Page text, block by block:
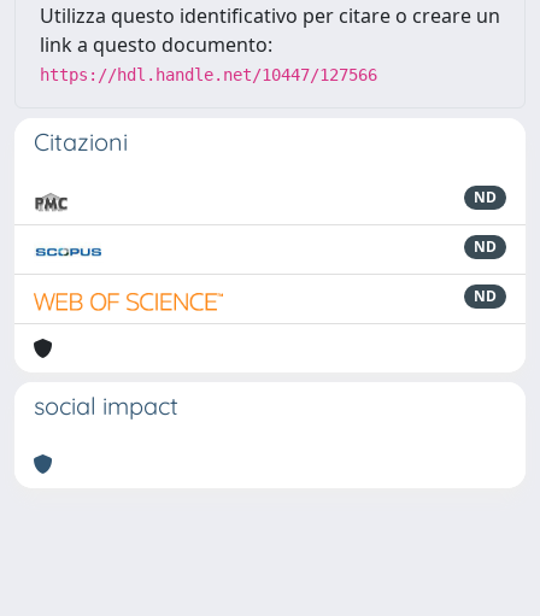
Utilizza questo identificativo per citare o creare un
link a questo documento:
https://hdl.handle.net/10447/127566
Citazioni
ND
ND
ND
social impact